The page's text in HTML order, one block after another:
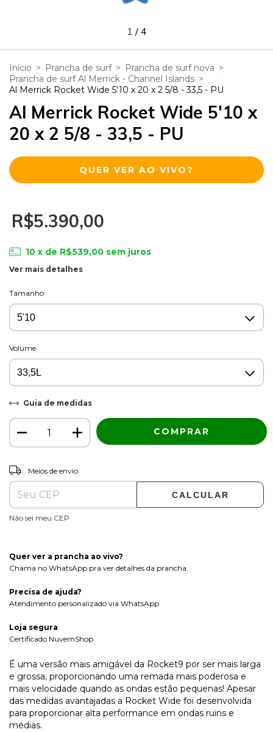
1 / 4
Início > Prancha de surf > Prancha de surf nova >
Prancha de surf Al Merrick - Channel Islands >
Al Merrick Rocket Wide 5'10 x 20 x 2 5/8 - 33,5 - PU
Al Merrick Rocket Wide 5'10 x
20 x 2 5/8 - 33,5 - PU
QUER VER AO VIVO?
R$5.390,00
10 x de R$539,00 sem juros
Ver mais detalhes
Tamanho
Volume
Guia de medidas
Entregas para o CEP:
Meios de envio
CALCULAR
Não sei meu CEP
Quer ver a prancha ao vivo?
Chama no WhatsApp pra ver detalhes da prancha.
Precisa de ajuda?
Atendimento personalizado via WhatsApp
Loja segura
Certificado NuvemShop
É uma versão mais amigável da Rocket9 por ser mais larga
e grossa, proporcionando uma remada mais poderosa e
mais velocidade quando as ondas estão pequenas! Apesar
das medidas avantajadas a Rocket Wide foi desenvolvida
para proporcionar alta performance em ondas ruins e
médias.